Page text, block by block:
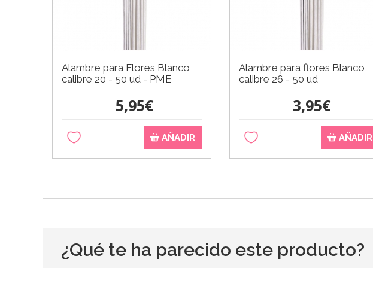
Alambre para Flores Blanco
calibre 20 - 50 ud - PME
5,95€
AÑADIR
Alambre para flores Blanco
calibre 26 - 50 ud
3,95€
AÑADIR
¿Qué te ha parecido este producto?